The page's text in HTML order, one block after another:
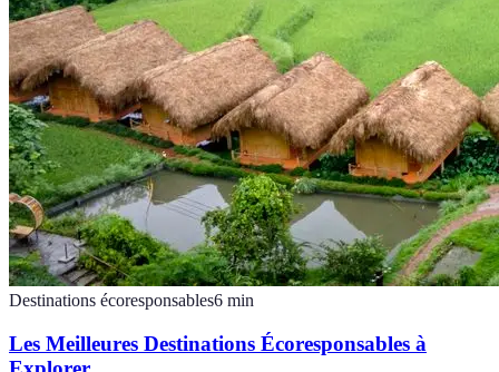
Destinations écoresponsables6 min
Les Meilleures Destinations Écoresponsables à